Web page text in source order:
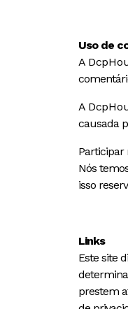
Uso de
A
A
causada
Participar
Nós
isso
Links
Este site
prestem